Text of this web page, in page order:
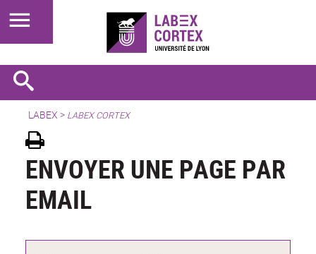
LABEX > LABEX CORTEX
ENVOYER UNE PAGE PAR
EMAIL